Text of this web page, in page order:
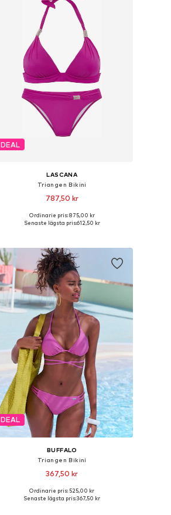
DEAL
LASCANA
Triangen Bikini
787,50 kr
Tillgänglig i många storlekar
Ordinarie pris: 875,00 kr
Senaste lägsta pris:612,50 kr
DEAL
BUFFALO
Triangen Bikini
367,50 kr
Tillgänglig i många storlekar
Ordinarie pris: 525,00 kr
Senaste lägsta pris:367,50 kr